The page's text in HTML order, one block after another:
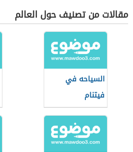
مقالات من تصنيف حول العالم
السياحه في
فيتنام